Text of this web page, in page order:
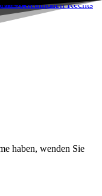
haben, wenden Sie